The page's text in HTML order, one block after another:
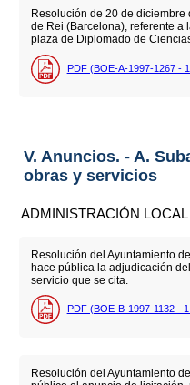
Resolución de 20 de
de Rei (Barcelona), referente a
plaza de Diplomado de
PDF (BOE-A-1997-1267 - 1
V. Anuncios. - A.
obras y servicios
ADMINISTRACIÓN LOCAL
Resolución del Ayuntamiento
hace pública la adjudicación
servicio que se cita.
PDF (BOE-B-1997-1132 - 1
Resolución del Ayuntamiento